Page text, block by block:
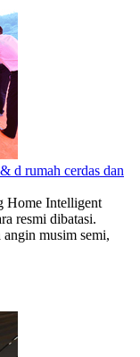
d rumah cerdas dan
Home Intelligent
resmi dibatasi.
musim semi,